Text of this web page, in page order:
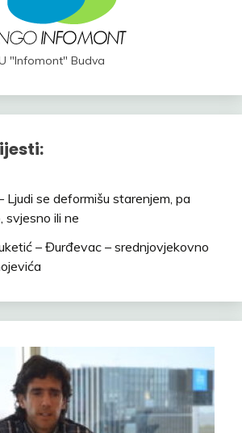
"Infomont" Budva
Ljudi se deformišu starenjem, pa
svjesno ili ne
– Đurđevac – srednjovjekovno